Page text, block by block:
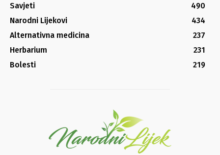
Savjeti
490
Narodni Lijekovi
434
Alternativna medicina
237
Herbarium
231
Bolesti
219